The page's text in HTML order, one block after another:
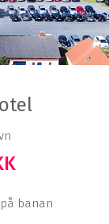
banan